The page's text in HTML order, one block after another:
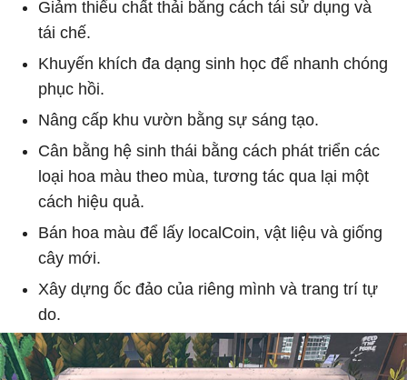
Giảm thiểu chất thải bằng cách tái sử dụng và
tái chế.
Khuyến khích đa dạng sinh học để nhanh chóng
phục hồi.
Nâng cấp khu vườn bằng sự sáng tạo.
Cân bằng hệ sinh thái bằng cách phát triển các
loại hoa màu theo mùa, tương tác qua lại một
cách hiệu quả.
Bán hoa màu để lấy localCoin, vật liệu và giống
cây mới.
Xây dựng ốc đảo của riêng mình và trang trí tự
do.